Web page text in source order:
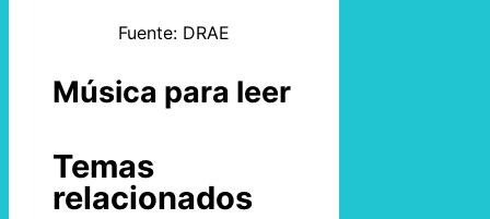
Fuente: DRAE
Música para leer
Temas
relacionados